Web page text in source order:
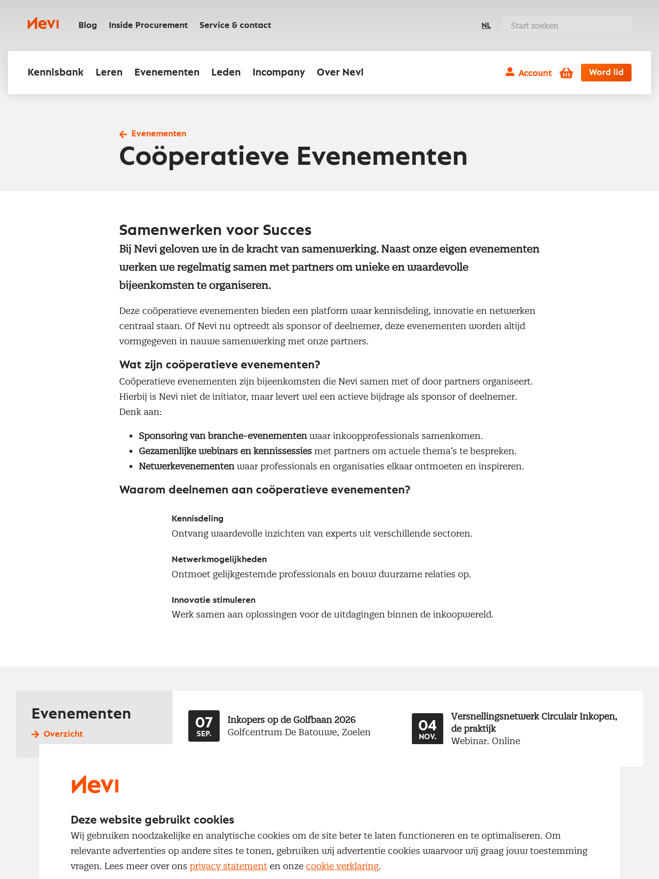
inhoudNevi Blog Inside Procurement Service & contact NL
Kennisbank Leren Evenementen Leden Incompany Over Nevi Account Winkelwagen
Word lid
Evenementen
Coöperatieve Evenementen
Samenwerken voor Succes
Bij Nevi geloven we in de kracht van samenwerking. Naast onze eigen evenementen
werken we regelmatig samen met partners om unieke en waardevolle
bijeenkomsten te organiseren.
Deze coöperatieve evenementen bieden een platform waar kennisdeling, innovatie en netwerken
centraal staan. Of Nevi nu optreedt als sponsor of deelnemer, deze evenementen worden altijd
vormgegeven in nauwe samenwerking met onze partners.
Wat zijn coöperatieve evenementen?
Coöperatieve evenementen zijn bijeenkomsten die Nevi samen met of door partners organiseert.
Hierbij is Nevi niet de initiator, maar levert wel een actieve bijdrage als sponsor of deelnemer.
Denk aan:
Sponsoring van branche-evenementenwaar inkoopprofessionals samenkomen.
Gezamenlijke webinars en kennissessiesmet partners om actuele thema’s te bespreken.
Netwerkevenementen waar professionals en organisaties elkaar ontmoeten en inspireren.
Waarom deelnemen aan coöperatieve evenementen?
Kennisdeling
Ontvang waardevolle inzichten van experts uit verschillende sectoren.
Netwerkmogelijkheden
Ontmoet gelijkgestemde professionals en bouw duurzame relaties op.
Innovatie stimuleren
Werk samen aan oplossingen voor de uitdagingen binnen de inkoopwereld.
Evenementen
Overzicht
07
SEP.
Inkopers op de Golfbaan 2026
Golfcentrum De Batouwe, Zoelen
04
NOV.
Versnellingsnetwerk Circulair Inkopen,
de praktijk
Webinar, Online
Partner worden?
Wil je jouw organisatie verbinden aan een coöperatief evenement? Met een
Deze website gebruikt cookies
Wij gebruiken noodzakelijke en analytische cookies om de site beter te laten functioneren en te optimaliseren. Om
relevante advertenties op andere sites te tonen, gebruiken wij advertentie cookies waarvoor wij graag jouw toestemming
vragen. Lees meer over ons privacy statement en onze cookie verklaring.